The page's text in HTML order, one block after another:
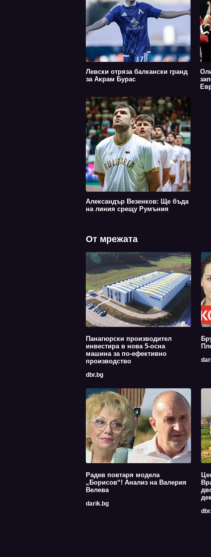
Левски отряза балкански гранд
за Акрам Бурас
Александър Везенков: Ще бъда
на линия срещу Румъния
От мрежата
Панагюрски производител
инвестира в нова 5-осна
машина за по-ефективно
производство
dbr.bg
Радев повтаря модела
„Борисов“! Анализ на Валерия
Велева
darik.bg